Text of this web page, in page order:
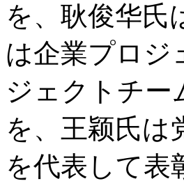
を、耿俊华氏
は企業プロジ
ジェクトチー
を、王颖氏は
を代表して表